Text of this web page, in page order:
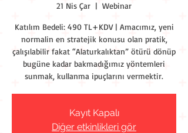
21 Nis Çar
  |
Webinar
Katılım Bedeli: 490 TL+KDV | Amacımız, yeni
normalin en stratejik konusu olan pratik,
çalışılabilir fakat “Alaturkalıktan” ötürü dönüp
bugüne kadar bakmadığımız yöntemleri
sunmak, kullanma ipuçlarını vermektir.
Kayıt Kapalı
Diğer etkinlikleri gör